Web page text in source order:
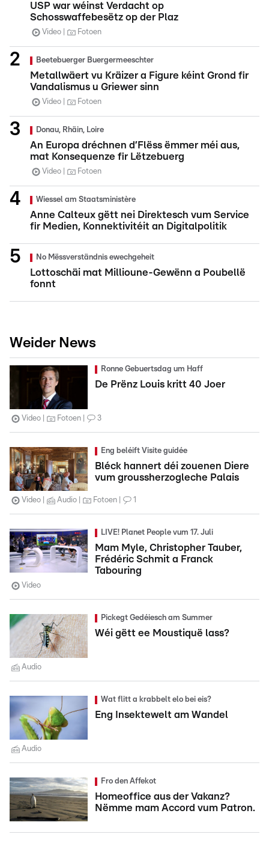
USP war wéinst Verdacht op
Schosswaffebesëtz op der Plaz
Video Fotoen
Beetebuerger Buergermeeschter
Metallwäert vu Kräizer a Figure kéint Grond fir
Vandalismus u Griewer sinn
Video Fotoen
Donau, Rhäin, Loire
An Europa dréchnen d’Flëss ëmmer méi aus,
mat Konsequenze fir Lëtzebuerg
Video Fotoen
Wiessel am Staatsministère
Anne Calteux gëtt nei Direktesch vum Service
fir Medien, Konnektivitéit an Digitalpolitik
No Mëssverständnis ewechgeheit
Lottoschäi mat Millioune-Gewënn a Poubellë
fonnt
Weider News
Ronne Gebuertsdag um Haff
De Prënz Louis kritt 40 Joer
Video Fotoen 3
Eng beléift Visite guidée
Bléck hannert déi zouenen Diere
vum groussherzogleche Palais
Video Audio Fotoen 1
LIVE! Planet People vum 17. Juli
Mam Myle, Christopher Tauber,
Frédéric Schmit a Franck
Tabouring
Video
Pickegt Gedéiesch am Summer
Wéi gëtt ee Moustiquë lass?
Audio
Wat flitt a krabbelt elo bei eis?
Eng Insektewelt am Wandel
Audio
Fro den Affekot
Homeoffice aus der Vakanz?
Nëmme mam Accord vum Patron.